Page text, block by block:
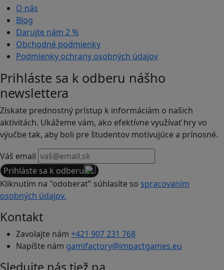
O nás
Blog
Darujte nám 2 %
Obchodné podmienky
Podmienky ochrany osobných údajov
Prihláste sa k odberu nášho
newslettera
Získate prednostný prístup k informáciám o našich
aktivitách. Ukážeme vám, ako efektívne využívať hry vo
výučbe tak, aby boli pre študentov motivujúce a prínosné.
Váš email
Prihláste sa k odberu
Kliknutím na "odoberať" súhlasíte so spracovaním
osobných údajov.
Kontakt
Zavolajte nám +421 907 231 768
Napíšte nám gamifactory@impactgames.eu